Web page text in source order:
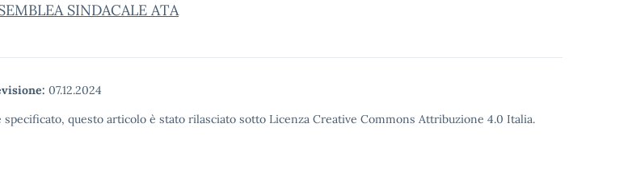
SINDACALE ATA
07.12.2024
questo articolo è stato rilasciato sotto Licenza Creative Commons Attribuzione 4.0 Italia.